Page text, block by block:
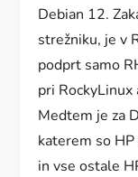
Debian 12.
strežniku, je v
podprt samo
pri
Medtem je za
katerem so
in vse ostale